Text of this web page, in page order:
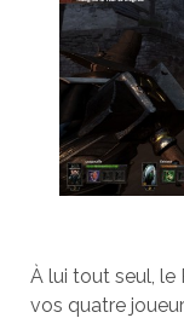
À lui tout seul,
vos quatre